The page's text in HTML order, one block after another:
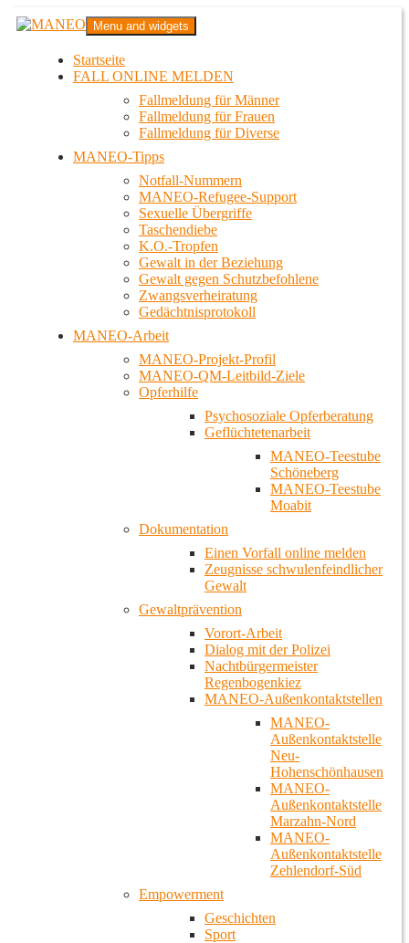
Zum
InhaltMANEO
Das schwule Anti-Gewalt-Projekt in Berlin
Menu and widgets
Startseite
FALL ONLINE MELDEN
Fallmeldung für Männer
Fallmeldung für Frauen
Fallmeldung für Diverse
MANEO-Tipps
Notfall-Nummern
MANEO-Refugee-Support
Sexuelle Übergriffe
Taschendiebe
K.O.-Tropfen
Gewalt in der Beziehung
Gewalt gegen Schutzbefohlene
Zwangsverheiratung
Gedächtnisprotokoll
MANEO-Arbeit
MANEO-Projekt-Profil
MANEO-QM-Leitbild-Ziele
Opferhilfe
Psychosoziale Opferberatung
Geflüchtetenarbeit
MANEO-Teestube
Schöneberg
MANEO-Teestube
Moabit
Dokumentation
Einen Vorfall online melden
Zeugnisse schwulenfeindlicher
Gewalt
Gewaltprävention
Vorort-Arbeit
Dialog mit der Polizei
Nachtbürgermeister
Regenbogenkiez
MANEO-Außenkontaktstellen
MANEO-
Außenkontaktstelle
Neu-
Hohenschönhausen
MANEO-
Außenkontaktstelle
Marzahn-Nord
MANEO-
Außenkontaktstelle
Zehlendorf-Süd
Empowerment
Geschichten
Sport